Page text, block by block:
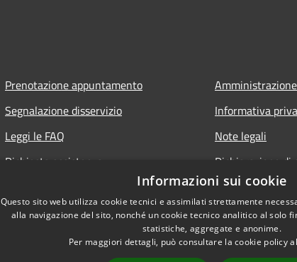
Prenotazione appuntamento
Segnalazione disservizio
Leggi le FAQ
Richiesta assistenza
Informativa
Note legali
Dichiarazione di
Informazioni sui cookie
Questo sito web utilizza cookie tecnici e assimilati strettamente
alla navigazione del sito, nonché un cookie tecnico analitico al solo
statistiche, aggregate e anonime.
Per maggiori dettagli, può consultare la cookie policy